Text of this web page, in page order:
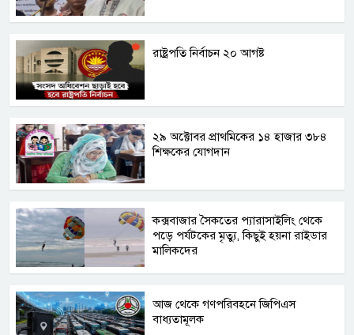
রাষ্ট্রপতি নির্বাচন ২০ আগষ্ট
২৯ অক্টোবর প্রাথমিকের ১৪ হাজার ৩৮৪
শিক্ষকের যোগদান
কক্সবাজার সৈকতের প্যারাসাইলিং থেকে
পড়ে পর্যটকের মৃত্যু, কিছুই হয়না রাইডার
মালিকদের
আজ থেকে গণপরিবহনে জিপিএস
বাধ্যতামূলক